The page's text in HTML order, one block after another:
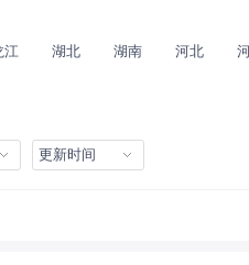
江 湖北 湖南 河北
更新时间